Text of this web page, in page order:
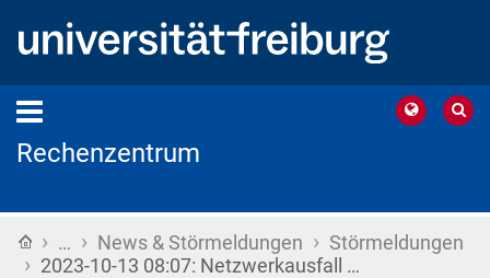
Rechenzentrum
Startseite
› … › News & Störmeldungen › Störmeldungen
› 2023-10-13 08:07: Netzwerkausfall …